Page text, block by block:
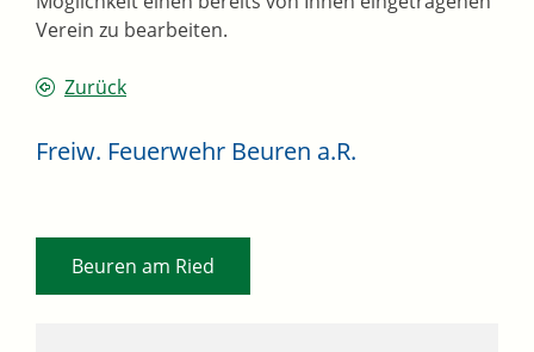
Verein zu bearbeiten.
Zurück
Freiw. Feuerwehr Beuren a.R.
Beuren am Ried